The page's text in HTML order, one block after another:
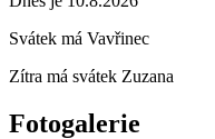
Svátek má Vavřinec
Zítra má svátek Zuzana
Fotogalerie